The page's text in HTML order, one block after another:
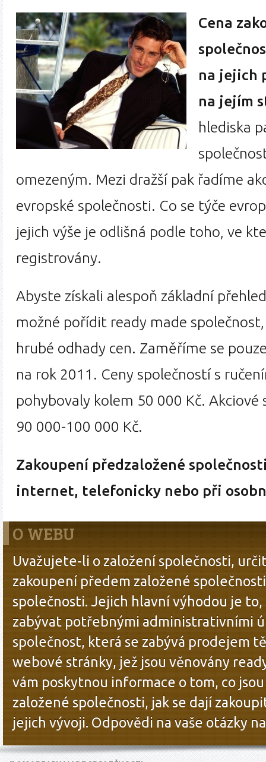
Cena
na jejich
na jejím
hlediska
omezeným. Mezi dražší pak řadíme
evropské společnosti. Co se týče
jejich výše je odlišná podle toho, ve
registrovány.
Abyste získali alespoň základní
možné pořídit ready made
hrubé odhady cen. Zaměříme se
na rok 2011. Ceny společností s
pohybovaly kolem 50 000 Kč.
90 000-100 000 Kč.
Zakoupení předzaložené
internet, telefonicky nebo při
O WEBU
Uvažujete-li o založení společnosti,
zakoupení předem založené
společnosti. Jejich hlavní výhodou je
zabývat potřebnými administrativními
společnost, která se zabývá prodejem
webové stránky, jež jsou věnovány
vám poskytnou informace o tom, co
založené společnosti, jak se dají
jejich vývoji. Odpovědi na vaše otázky